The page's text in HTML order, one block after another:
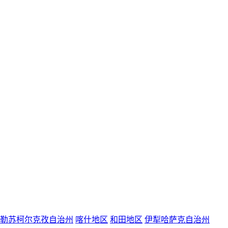
苏柯尔克孜自治州 喀什地区 和田地区 伊犁哈萨克自治州